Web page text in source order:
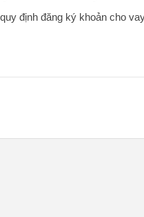
định đăng ký khoản cho